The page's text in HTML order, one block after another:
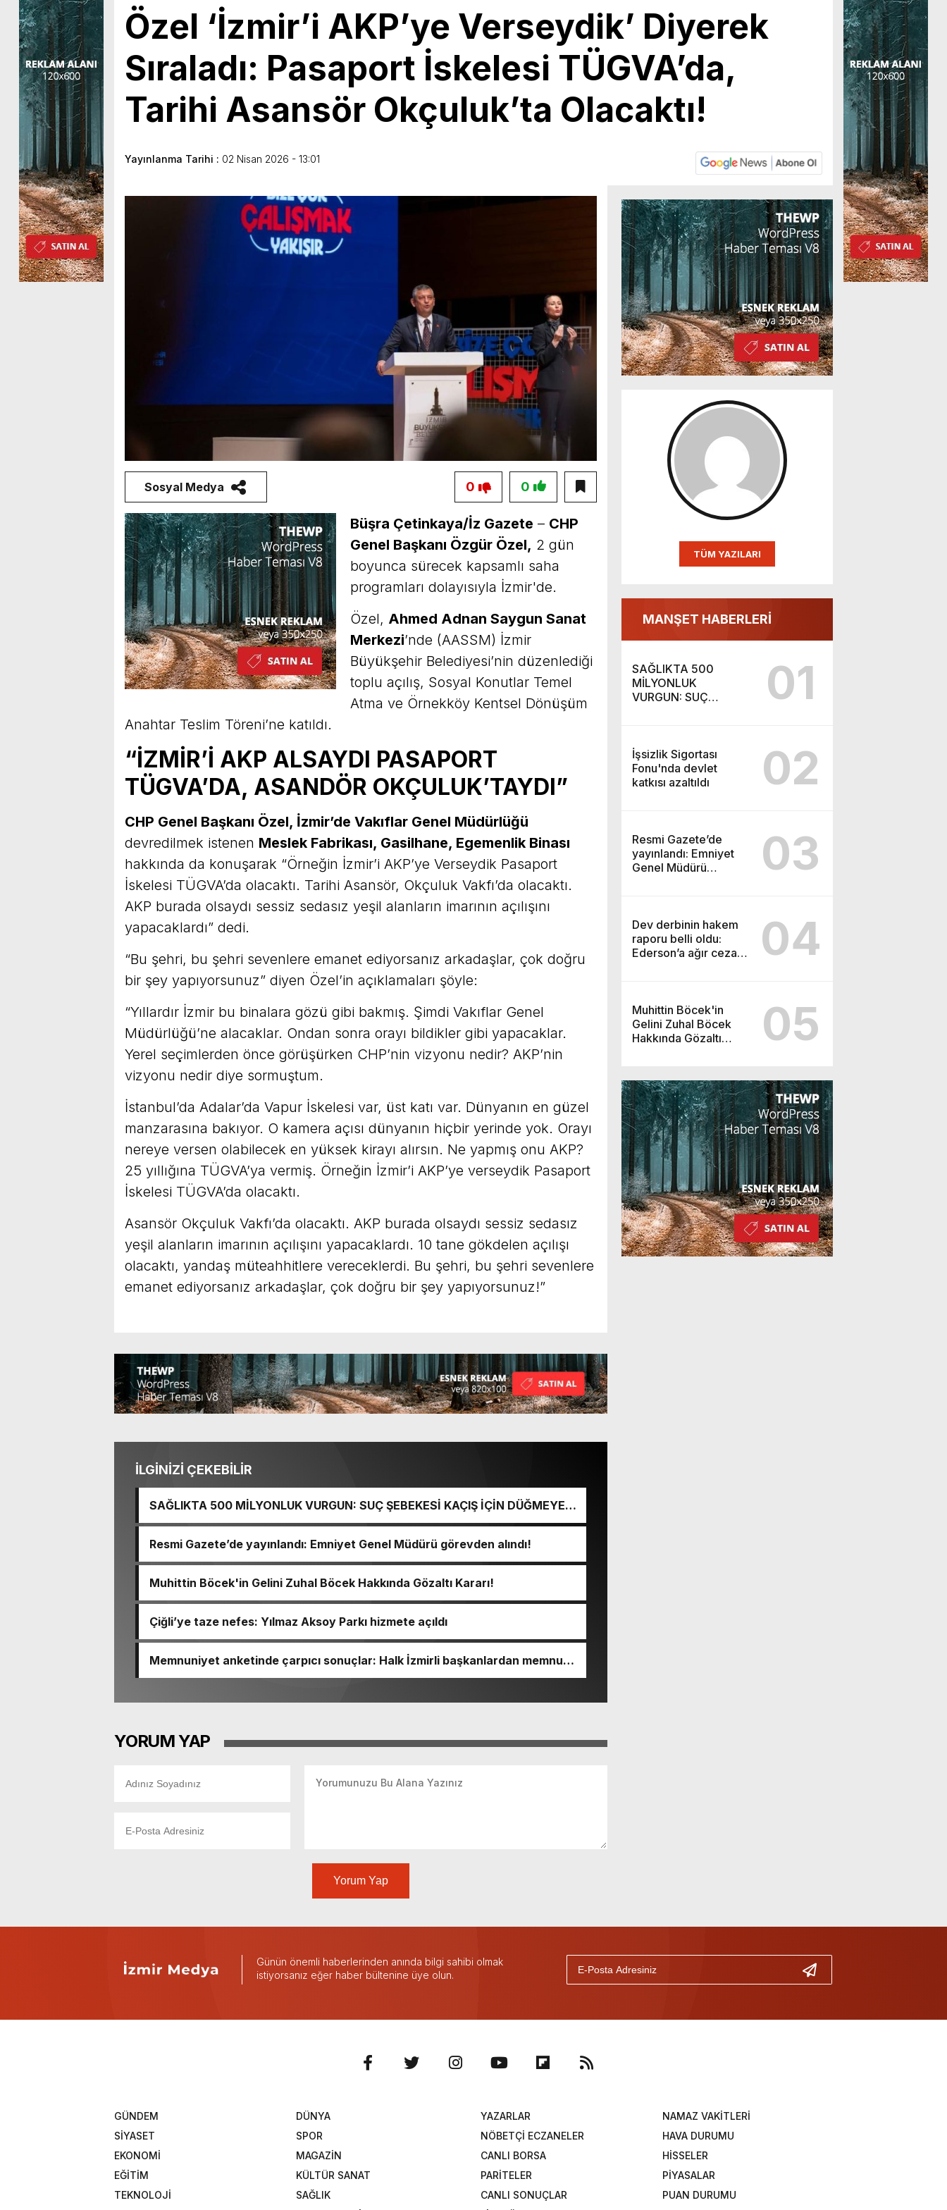
Özel ‘İzmir’i AKP’ye Verseydik’ Diyerek
Sıraladı: Pasaport İskelesi TÜGVA’da,
Tarihi Asansör Okçuluk’ta Olacaktı!
Yayınlanma Tarihi : 02 Nisan 2026 - 13:01
TÜM YAZILARI
MANŞET HABERLERİ
SAĞLIKTA 500
MİLYONLUK
VURGUN: SUÇ
01
İşsizlik Sigortası
Fonu'nda devlet
katkısı azaltıldı
02
Resmi Gazete’de
yayınlandı: Emniyet
Genel Müdürü
03
Dev derbinin hakem
raporu belli oldu:
Ederson’a ağır ceza
04
Muhittin Böcek'in
Gelini Zuhal Böcek
Hakkında Gözaltı
05
Sosyal Medya 0
0
Büşra Çetinkaya/İz Gazete – CHP
Genel Başkanı Özgür Özel, 2 gün
boyunca sürecek kapsamlı saha
programları dolayısıyla İzmir'de.
Özel, Ahmed Adnan Saygun Sanat
Merkezi’nde (AASSM) İzmir
Büyükşehir Belediyesi’nin düzenlediği
toplu açılış, Sosyal Konutlar Temel
Atma ve Örnekköy Kentsel Dönüşüm
Anahtar Teslim Töreni’ne katıldı.
“İZMİR’İ AKP ALSAYDI PASAPORT
TÜGVA’DA, ASANDÖR OKÇULUK’TAYDI”
CHP Genel Başkanı Özel, İzmir’de Vakıflar Genel Müdürlüğü
devredilmek istenen Meslek Fabrikası, Gasilhane, Egemenlik Binası
hakkında da konuşarak “Örneğin İzmir’i AKP’ye Verseydik Pasaport
İskelesi TÜGVA’da olacaktı. Tarihi Asansör, Okçuluk Vakfı’da olacaktı.
AKP burada olsaydı sessiz sedasız yeşil alanların imarının açılışını
yapacaklardı” dedi.
“Bu şehri, bu şehri sevenlere emanet ediyorsanız arkadaşlar, çok doğru
bir şey yapıyorsunuz” diyen Özel’in açıklamaları şöyle:
“Yıllardır İzmir bu binalara gözü gibi bakmış. Şimdi Vakıflar Genel
Müdürlüğü’ne alacaklar. Ondan sonra orayı bildikler gibi yapacaklar.
Yerel seçimlerden önce görüşürken CHP’nin vizyonu nedir? AKP’nin
vizyonu nedir diye sormuştum.
İstanbul’da Adalar’da Vapur İskelesi var, üst katı var. Dünyanın en güzel
manzarasına bakıyor. O kamera açısı dünyanın hiçbir yerinde yok. Orayı
nereye versen olabilecek en yüksek kirayı alırsın. Ne yapmış onu AKP?
25 yıllığına TÜGVA’ya vermiş. Örneğin İzmir’i AKP’ye verseydik Pasaport
İskelesi TÜGVA’da olacaktı.
Asansör Okçuluk Vakfı’da olacaktı. AKP burada olsaydı sessiz sedasız
yeşil alanların imarının açılışını yapacaklardı. 10 tane gökdelen açılışı
olacaktı, yandaş müteahhitlere vereceklerdi. Bu şehri, bu şehri sevenlere
emanet ediyorsanız arkadaşlar, çok doğru bir şey yapıyorsunuz!”
İLGİNİZİ ÇEKEBİLİR
SAĞLIKTA 500 MİLYONLUK VURGUN: SUÇ ŞEBEKESİ KAÇIŞ İÇİN DÜĞMEYE
BASTI!
Resmi Gazete’de yayınlandı: Emniyet Genel Müdürü görevden alındı!
Muhittin Böcek'in Gelini Zuhal Böcek Hakkında Gözaltı Kararı!
Çiğli’ye taze nefes: Yılmaz Aksoy Parkı hizmete açıldı
Memnuniyet anketinde çarpıcı sonuçlar: Halk İzmirli başkanlardan memnun,
Ömer Eşki ilk sırada
YORUM YAP
Yorum Yap
Günün önemli haberlerinden anında bilgi sahibi olmak
istiyorsanız eğer haber bültenine üye olun.
GÜNDEM
DÜNYA
SİYASET
SPOR
EKONOMİ
MAGAZİN
EĞİTİM
KÜLTÜR SANAT
TEKNOLOJİ
SAĞLIK
YAZARLAR
NAMAZ VAKİTLERİ
NÖBETÇİ ECZANELER
HAVA DURUMU
CANLI BORSA
HİSSELER
PARİTELER
PİYASALAR
CANLI SONUÇLAR
PUAN DURUMU